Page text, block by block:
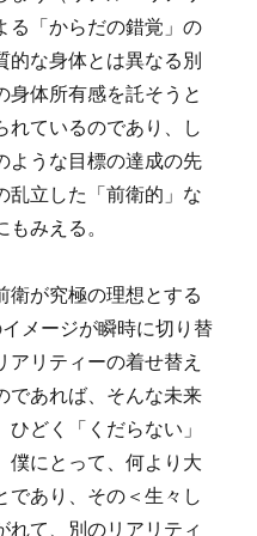
る「からだの錯覚」の
的な身体とは異なる別
身体所有感を託そうと
れているのであり、し
ような目標の達成の先
乱立した「前衛的」な
みえる。
衛が究極の理想とする
メージが瞬時に切り替
リティーの着せ替え
であれば、そんな未来
どく「くだらない」
僕にとって、何より大
であり、その＜生々し
れて、別のリアリティ